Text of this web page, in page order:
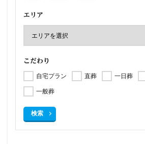
エリア
こだわり
自宅プラン 直葬 一日葬
一般葬
検索